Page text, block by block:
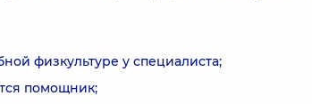
физкультуре у специалиста;
помощник;